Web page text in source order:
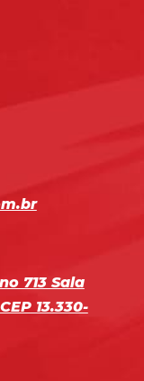
713 Sala
13.330-